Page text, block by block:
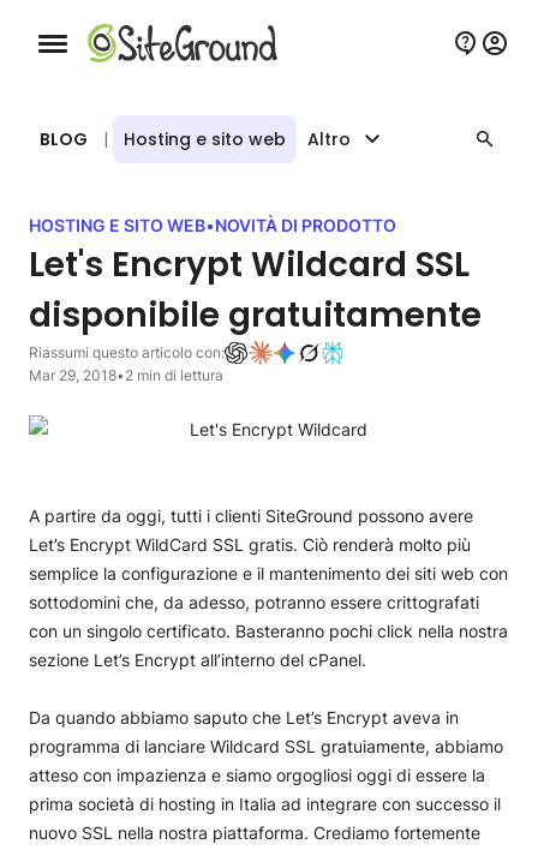
Bottone navigazione da mobile
BLOG | Hosting e sito web Altro
HOSTING E SITO WEB•NOVITÀ DI PRODOTTO
Let's Encrypt Wildcard SSL
disponibile gratuitamente
Riassumi questo articolo con:
Mar 29, 2018•2 min di lettura
A partire da oggi, tutti i clienti SiteGround possono avere
Let’s Encrypt WildCard SSL gratis. Ciò renderà molto più
semplice la configurazione e il mantenimento dei siti web con
sottodomini che, da adesso, potranno essere crittografati
con un singolo certificato. Basteranno pochi click nella nostra
sezione Let’s Encrypt all’interno del cPanel.
Da quando abbiamo saputo che Let’s Encrypt aveva in
programma di lanciare Wildcard SSL gratuiamente, abbiamo
atteso con impazienza e siamo orgogliosi oggi di essere la
prima società di hosting in Italia ad integrare con successo il
nuovo SSL nella nostra piattaforma. Crediamo fortemente